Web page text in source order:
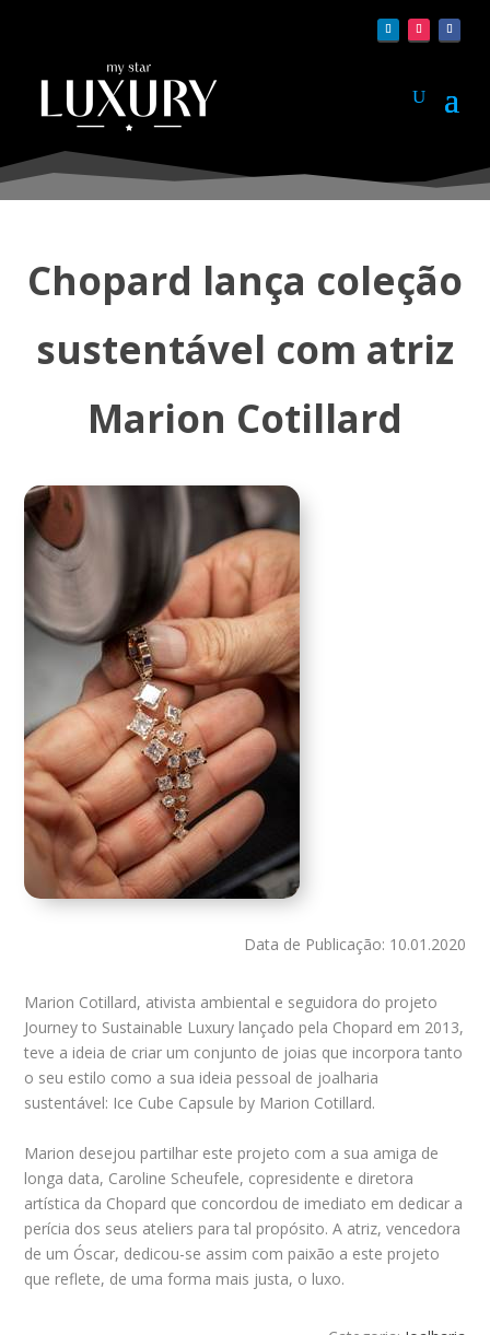
Chopard lança coleção
sustentável com atriz
Marion Cotillard
Data de Publicação: 10.01.2020
Marion Cotillard, ativista ambiental e seguidora do projeto
Journey to Sustainable Luxury lançado pela Chopard em 2013,
teve a ideia de criar um conjunto de joias que incorpora tanto
o seu estilo como a sua ideia pessoal de joalharia
sustentável: Ice Cube Capsule by Marion Cotillard.
Marion desejou partilhar este projeto com a sua amiga de
longa data, Caroline Scheufele, copresidente e diretora
artística da Chopard que concordou de imediato em dedicar a
perícia dos seus ateliers para tal propósito. A atriz, vencedora
de um Óscar, dedicou-se assim com paixão a este projeto
que reflete, de uma forma mais justa, o luxo.